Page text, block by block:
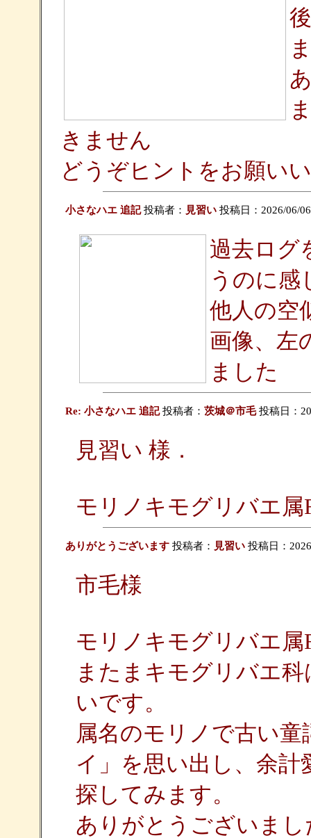
きません
どうぞヒントをお願い
小さなハエ 追記投稿者： 見習い投稿日：2026/06/
過去ログ
うのに感
他人の空
画像、左
ました
Re: 小さなハエ 追記投稿者： 茨城＠市毛投稿日：
見習い 様．
モリノキモグリバエ属
ありがとうございます投稿者： 見習い投稿日：
市毛様
モリノキモグリバエ属
またまキモグリバエ
いです。
属名のモリノで古い
イ」を思い出し、余
探してみます。
ありがとうございまし